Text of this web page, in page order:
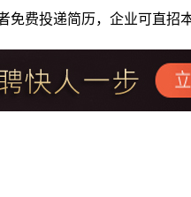
费投递简历，企业可直招